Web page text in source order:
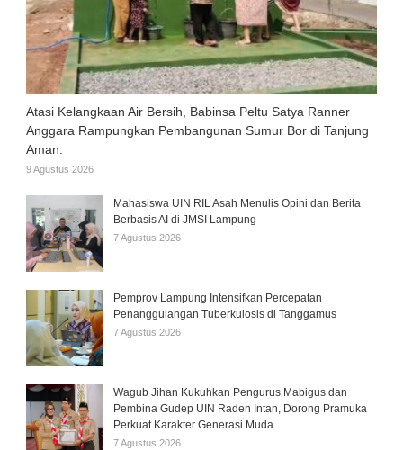
Atasi Kelangkaan Air Bersih, Babinsa Peltu Satya Ranner
Anggara Rampungkan Pembangunan Sumur Bor di Tanjung
Aman.
9 Agustus 2026
Mahasiswa UIN RIL Asah Menulis Opini dan Berita
Berbasis AI di JMSI Lampung
7 Agustus 2026
Pemprov Lampung Intensifkan Percepatan
Penanggulangan Tuberkulosis di Tanggamus
7 Agustus 2026
Wagub Jihan Kukuhkan Pengurus Mabigus dan
Pembina Gudep UIN Raden Intan, Dorong Pramuka
Perkuat Karakter Generasi Muda
7 Agustus 2026